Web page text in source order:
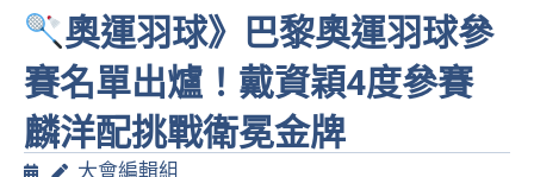
奧運羽球》巴黎奧運羽球參
賽名單出爐！戴資穎4度參賽
麟洋配挑戰衛冕金牌
大會編輯組